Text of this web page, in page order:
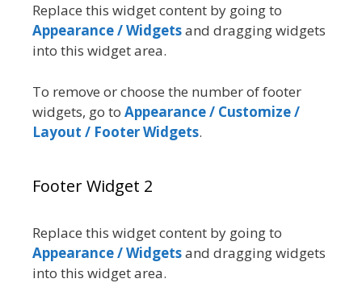
Replace this widget content by going to
Appearance / Widgetsand dragging widgets
into this widget area.
To remove or choose the number of footer
widgets, go to Appearance / Customize /
Layout / Footer Widgets.
Footer Widget 2
Replace this widget content by going to
Appearance / Widgetsand dragging widgets
into this widget area.